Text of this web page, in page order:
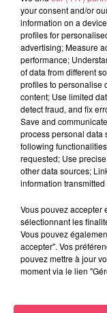
Du 14 au 30 août :
your consent and/or
information on a
profiles for
advertising; Measure
performance;
of data from different
profiles to personalise
content; Use limited
detect fraud, and fix
Save and
process personal data
following
requested; Use
other data sources;
information
Vous pouvez accepter
sélectionnant les
Vous pouvez
accepter". Vos
pouvez mettre à jour
moment via le lien